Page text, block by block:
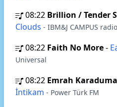
08:22 Brillion / Tender
Clouds - IBM&J CAMPUS radio
08:22 Faith No More-
Universal
08:22 Emrah
İntikam - Power Türk FM